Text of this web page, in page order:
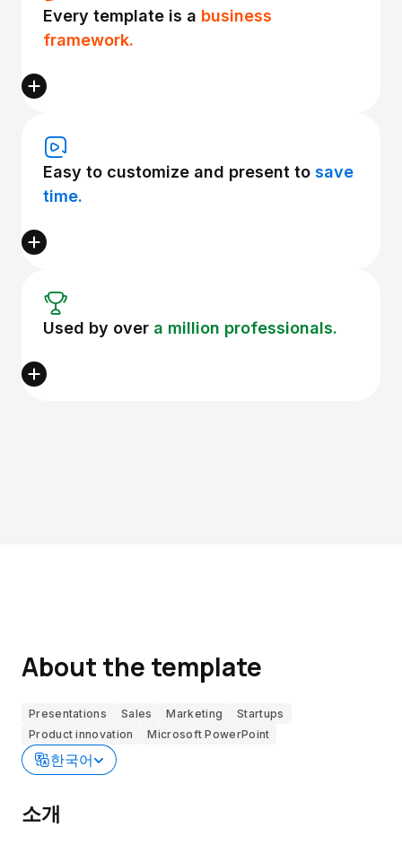
Every template is a business
framework.
Easy to customize and present to save
time.
Used by over a million professionals.
About the template
Presentations Sales Marketing
Startups
Product innovation
Microsoft PowerPoint
한국어
소개